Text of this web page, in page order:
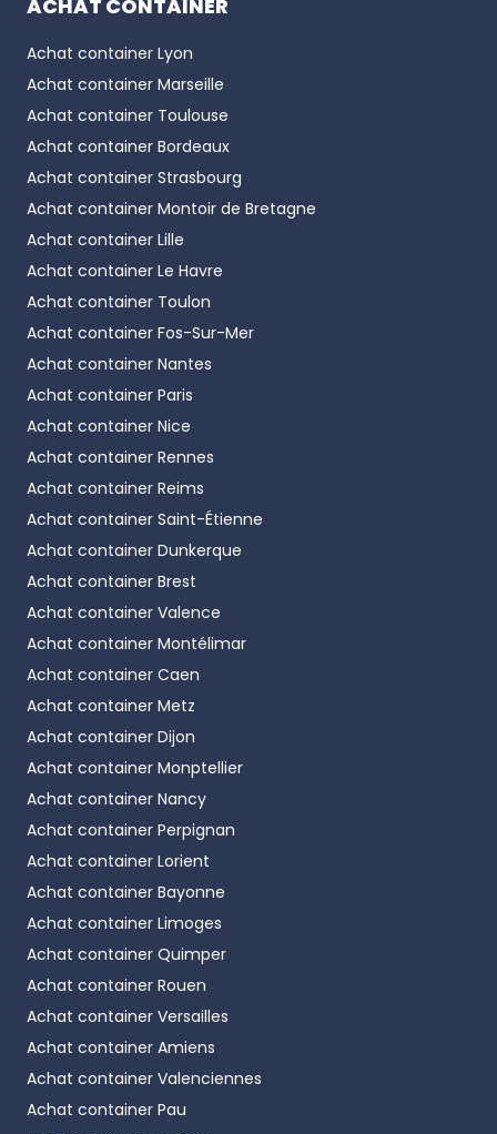
ACHAT CONTAINER
Achat container Lyon
Achat container Marseille
Achat container Toulouse
Achat container Bordeaux
Achat container Strasbourg
Achat container Montoir de Bretagne
Achat container Lille
Achat container Le Havre
Achat container Toulon
Achat container Fos-Sur-Mer
Achat container Nantes
Achat container Paris
Achat container Nice
Achat container Rennes
Achat container Reims
Achat container Saint-Étienne
Achat container Dunkerque
Achat container Brest
Achat container Valence
Achat container Montélimar
Achat container Caen
Achat container Metz
Achat container Dijon
Achat container Monptellier
Achat container Nancy
Achat container Perpignan
Achat container Lorient
Achat container Bayonne
Achat container Limoges
Achat container Quimper
Achat container Rouen
Achat container Versailles
Achat container Amiens
Achat container Valenciennes
Achat container Pau